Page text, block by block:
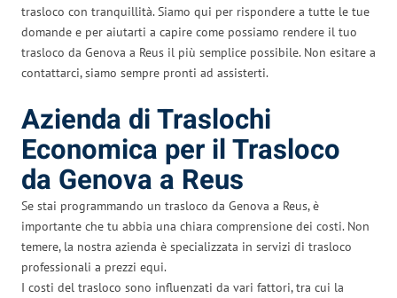
trasloco con tranquillità. Siamo qui per rispondere a tutte le tue
domande e per aiutarti a capire come possiamo rendere il tuo
trasloco da Genova a Reus il più semplice possibile. Non esitare a
contattarci, siamo sempre pronti ad assisterti.
Azienda di Traslochi
Economica per il Trasloco
da Genova a Reus
Se stai programmando un trasloco da Genova a Reus, è
importante che tu abbia una chiara comprensione dei costi. Non
temere, la nostra azienda è specializzata in servizi di trasloco
professionali a prezzi equi.
I costi del trasloco sono influenzati da vari fattori, tra cui la